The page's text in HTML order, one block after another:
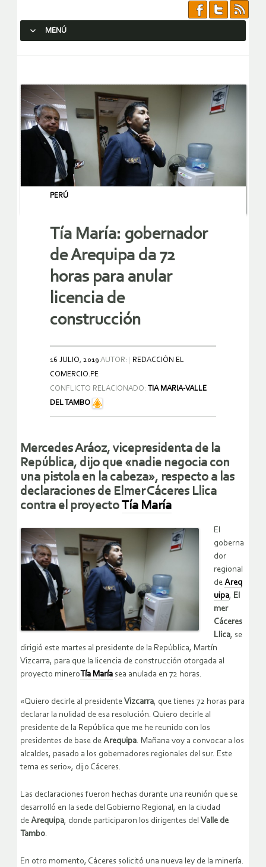
MENÚ
PERÚ
Tía María: gobernador
de Arequipa da 72
horas para anular
licencia de
construcción
16 JULIO, 2019 AUTOR:
REDACCIÓN EL
COMERCIO.PE
CONFLICTO RELACIONADO:
TIA MARIA-VALLE
DEL TAMBO
Mercedes Aráoz, vicepresidenta de la
República, dijo que «nadie negocia con
una pistola en la cabeza», respecto a las
declaraciones de Elmer Cáceres Llica
contra el proyectoTía María
El
goberna
dor
regional
de Areq
uipa, El
mer
Cáceres
Llica, se
dirigió este martes al presidente de la República, Martín
Vizcarra, para que la licencia de construcción otorgada al
proyecto minero Tía María sea anulada en 72 horas.
«Quiero decirle al presidente Vizcarra, que tienes 72 horas para
declarar la nulidad de esa resolución. Quiero decirle al
presidente de la República que me he reunido con los
presidentes de base de Arequipa. Mañana voy a convocar a los
alcaldes, pasado a los gobernadores regionales del sur. Este
tema es serio», dijo Cáceres.
Las declaraciones fueron hechas durante una reunión que se
desarrolló en la sede del Gobierno Regional, en la ciudad
de Arequipa, donde participaron los dirigentes del Valle de
Tambo.
En otro momento, Cáceres solicitó una nueva ley de la minería.